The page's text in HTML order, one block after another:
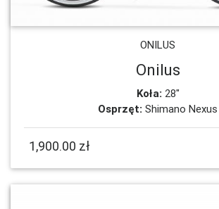
ONILUS
Onilus
Koła: 28"
Osprzęt: Shimano Nexus
1,900.00 zł